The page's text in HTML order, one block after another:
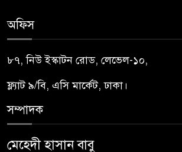
অফিস
৮৭, নিউ ইস্কাটন রোড, লেভেল-১০,
ফ্ল্যাট ৯/বি, এসি মার্কেট, ঢাকা।
সম্পাদক
মেহেদী হাসান বাবু